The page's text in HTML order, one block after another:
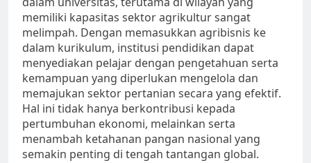
memiliki kapasitas sektor agrikultur sangat
melimpah. Dengan memasukkan agribisnis ke
dalam kurikulum, institusi pendidikan dapat
menyediakan pelajar dengan pengetahuan serta
kemampuan yang diperlukan mengelola dan
memajukan sektor pertanian secara yang efektif.
Hal ini tidak hanya berkontribusi kepada
pertumbuhan ekonomi, melainkan serta
menambah ketahanan pangan nasional yang
semakin penting di tengah tantangan global.